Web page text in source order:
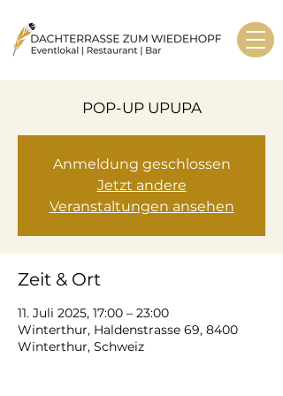
POP-UP UPUPA
Anmeldung geschlossen
Jetzt andere
Veranstaltungen ansehen
Zeit & Ort
11. Juli 2025, 17:00 – 23:00
Winterthur, Haldenstrasse 69, 8400
Winterthur, Schweiz